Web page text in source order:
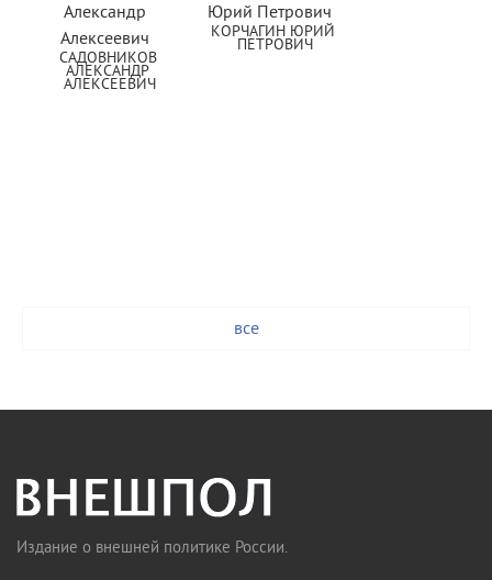
САДОВНИКОВ
АЛЕКСАНДР
АЛЕКСЕЕВИЧ
КОРЧАГИН ЮРИЙ
ПЕТРОВИЧ
все
Издание о внешней политике России.